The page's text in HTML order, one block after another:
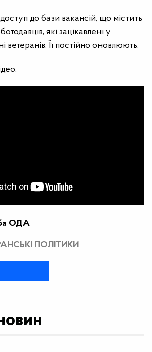
до бази вакансій, що містить
які зацікавлені у
ветеранів. Її постійно оновлюють.
ОДА
ПОЛІТИКИ